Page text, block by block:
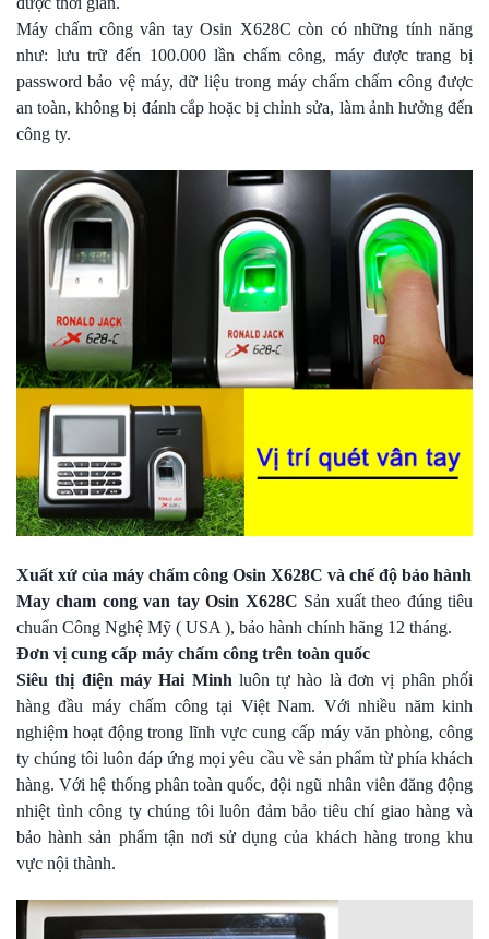
Máy chấm công vân tay Osin X628C còn có những tính năng
như: lưu trữ đến 100.000 lần chấm công, máy được trang bị
password bảo vệ máy, dữ liệu trong máy chấm chấm công được
an toàn, không bị đánh cắp hoặc bị chỉnh sửa, làm ảnh hưởng đến
công ty.
Xuất xứ của máy chấm công Osin X628C và chế độ bảo hành
May cham cong van tayOsin X628C Sản xuất theo đúng tiêu
chuẩn Công Nghệ Mỹ ( USA ), bảo hành chính hãng 12 tháng.
Đơn vị cung cấp máy chấm công trên toàn quốc
Siêu thị điện máy Hai Minh luôn tự hào là đơn vị phân phối
hàng đầu máy chấm công tại Việt Nam. Với nhiều năm kinh
nghiệm hoạt động trong lĩnh vực cung cấp máy văn phòng, công
ty chúng tôi luôn đáp ứng mọi yêu cầu về sản phẩm từ phía khách
hàng. Với hệ thống phân toàn quốc, đội ngũ nhân viên đăng động
nhiệt tình công ty chúng tôi luôn đảm bảo tiêu chí giao hàng và
bảo hành sản phẩm tận nơi sử dụng của khách hàng trong khu
vực nội thành.